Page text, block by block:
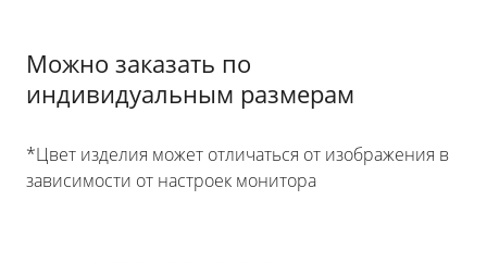
Можно заказать по
индивидуальным размерам
*Цвет изделия может отличаться от изображения в
зависимости от настроек монитора